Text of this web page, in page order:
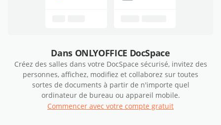
Dans ONLYOFFICE DocSpace
Créez des salles dans votre DocSpace sécurisé, invitez des
personnes, affichez, modifiez et collaborez sur toutes
sortes de documents à partir de n'importe quel
ordinateur de bureau ou appareil mobile.
Commencer avec votre compte gratuit